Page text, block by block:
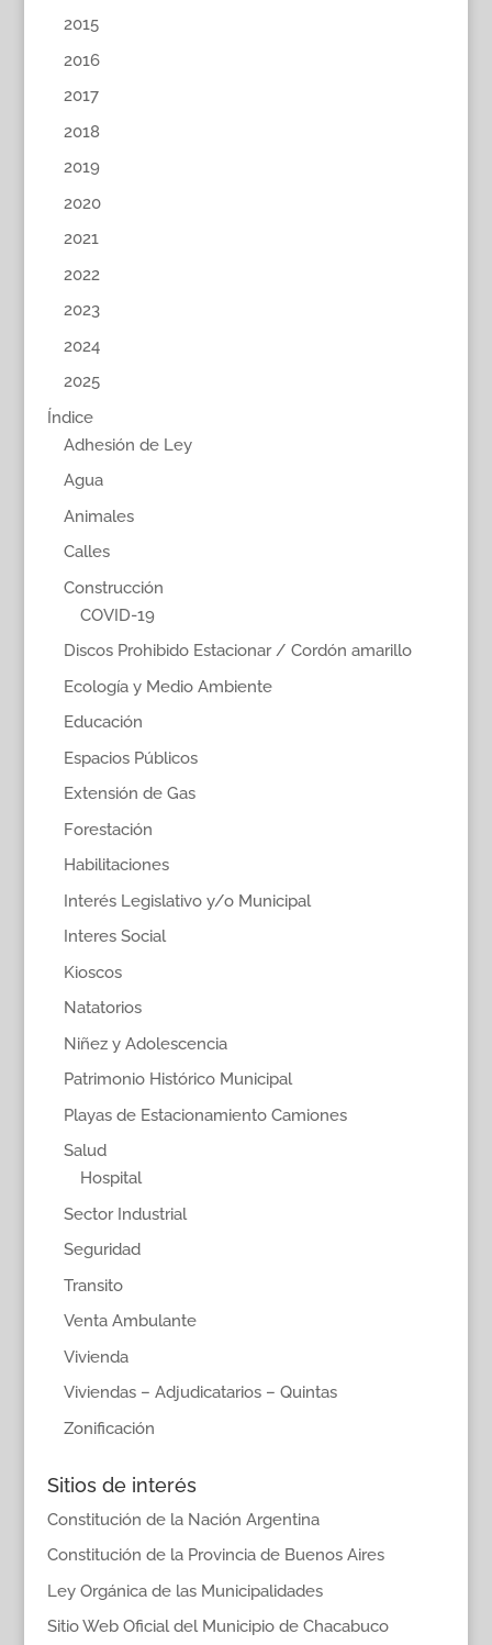
2015
2016
2017
2018
2019
2020
2021
2022
2023
2024
2025
Índice
Adhesión de Ley
Agua
Animales
Calles
Construcción
COVID-19
Discos Prohibido Estacionar / Cordón amarillo
Ecología y Medio Ambiente
Educación
Espacios Públicos
Extensión de Gas
Forestación
Habilitaciones
Interés Legislativo y/o Municipal
Interes Social
Kioscos
Natatorios
Niñez y Adolescencia
Patrimonio Histórico Municipal
Playas de Estacionamiento Camiones
Salud
Hospital
Sector Industrial
Seguridad
Transito
Venta Ambulante
Vivienda
Viviendas – Adjudicatarios – Quintas
Zonificación
Sitios de interés
Constitución de la Nación Argentina
Constitución de la Provincia de Buenos Aires
Ley Orgánica de las Municipalidades
Sitio Web Oficial del Municipio de Chacabuco